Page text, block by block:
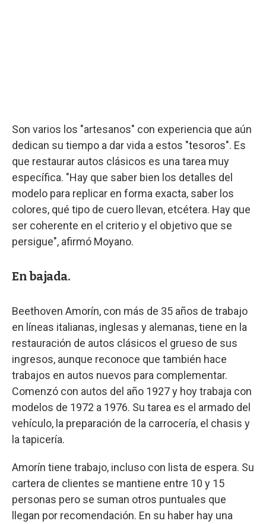
Son varios los "artesanos" con experiencia que aún
dedican su tiempo a dar vida a estos "tesoros". Es
que restaurar autos clásicos es una tarea muy
específica. "Hay que saber bien los detalles del
modelo para replicar en forma exacta, saber los
colores, qué tipo de cuero llevan, etcétera. Hay que
ser coherente en el criterio y el objetivo que se
persigue", afirmó Moyano.
En bajada.
Beethoven Amorín, con más de 35 años de trabajo
en líneas italianas, inglesas y alemanas, tiene en la
restauración de autos clásicos el grueso de sus
ingresos, aunque reconoce que también hace
trabajos en autos nuevos para complementar.
Comenzó con autos del año 1927 y hoy trabaja con
modelos de 1972 a 1976. Su tarea es el armado del
vehículo, la preparación de la carrocería, el chasis y
la tapicería.
Amorín tiene trabajo, incluso con lista de espera. Su
cartera de clientes se mantiene entre 10 y 15
personas pero se suman otros puntuales que
llegan por recomendación. En su haber hay una